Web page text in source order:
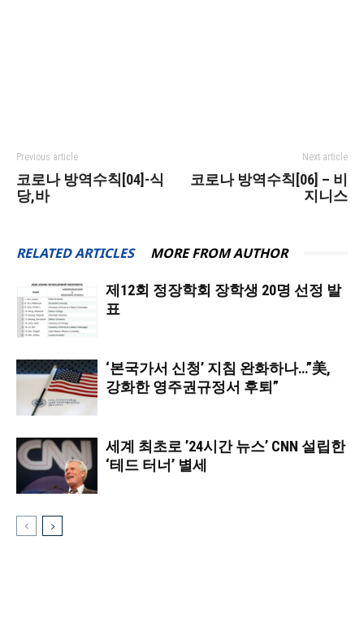
Previous article
코로나 방역수칙[04]-식
당,바
Next article
코로나 방역수칙[06] – 비
지니스
RELATED ARTICLES MORE FROM AUTHOR
제12회 정장학회 장학생 20명 선정 발
표
‘본국가서 신청’ 지침 완화하나…”美,
강화한 영주권규정서 후퇴”
세계 최초로 ’24시간 뉴스’ CNN 설립한
‘테드 터너’ 별세